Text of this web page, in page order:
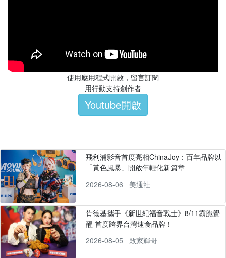
使用應用程式開啟，留言訂閱
用行動支持創作者
Youtube開啟
飛利浦影音首度亮相ChinaJoy：百年品牌以
「黃色風暴」開啟年輕化新篇章
2026-08-06
美通社
肯德基攜手《新世紀福音戰士》8/11霸脆覺
醒 首度跨界台灣速食品牌！
2026-08-05
敗家輝哥